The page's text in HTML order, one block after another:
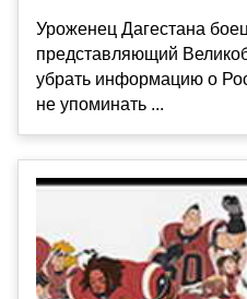
Уроженец Дагестана
представляющий
убрать информацию о
не упоминать ...